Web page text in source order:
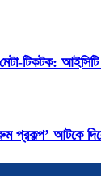
টিকটক: আইসিটি
প্রকল্প’ আটকে